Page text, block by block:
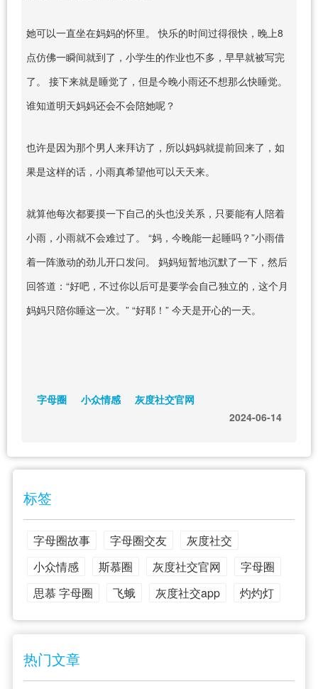
她可以一直坐在妈妈的怀里。 快乐的时间过得很快，晚上8
点仿佛一瞬间就到了，小学生的作业也不多，早早就被写完
了。 接下来就是睡觉了，但是今晚小雨还不想那么快睡觉。
谁知道明天妈妈还会不会陪她呢？
也许是因为那个男人来拜访了，所以妈妈就提前回来了，如
果是这样的话，小雨真希望他可以天天来。
就算他每次都要摸一下自己的头也没关系，只要能有人陪着
小雨，小雨就不会难过了。 “妈，今晚能一起睡吗？”小雨借
着一阵激动的劲儿开口发问。 妈妈短暂地沉默了一下，然后
回答道：“好吧，不过你以后可是要学会自己独立的，这个月
妈妈只陪你睡这一次。” “好耶！” 今天是开心的一天。
字母圈 小众情感
灰度社交官网
2024-06-14
标签
字母圈故事 字母圈交友
灰度社交
小众情感
斯慕圈 灰度社交官网
字母圈
思慕 字母圈
飞蛾 灰度社交app 灼灼灯
热门文章